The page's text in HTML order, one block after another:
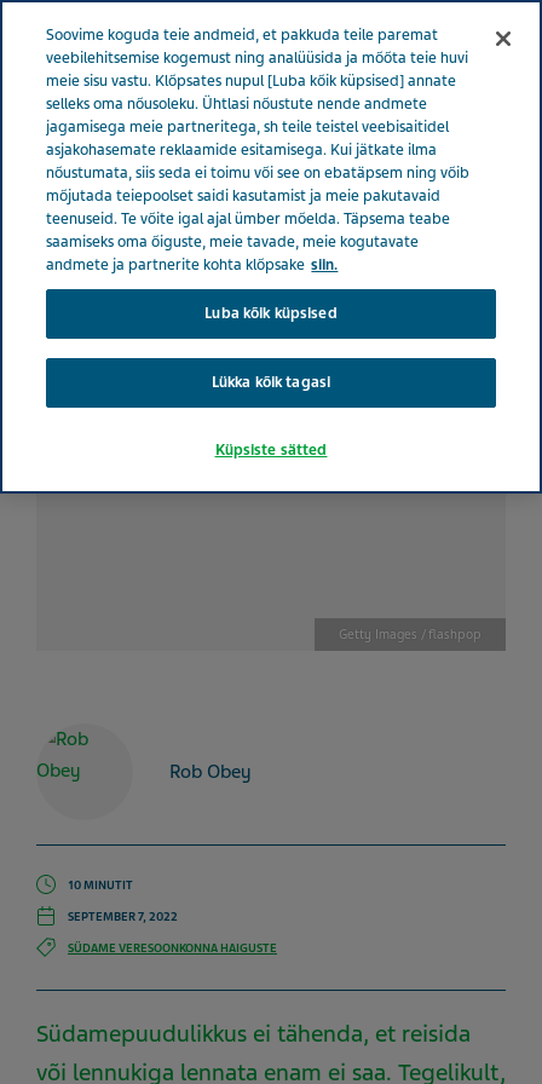
Estonia Tervise eest hoolitsemine Kõik lood
reisijuhend südamepuudulikkuse korral
Lühike reisijuhend
südamepuudulikkuse korral
Getty Images / flashpop
Rob Obey
10 MINUTIT
SEPTEMBER 7, 2022
SÜDAME VERESOONKONNA HAIGUSTE
Südamepuudulikkus ei tähenda, et reisida
või lennukiga lennata enam ei saa. Tegelikult,
Soovime koguda teie andmeid, et pakkuda teile paremat
veebilehitsemise kogemust ning analüüsida ja mõõta teie huvi
meie sisu vastu. Klõpsates nupul [Luba kõik küpsised] annate
selleks oma nõusoleku. Ühtlasi nõustute nende andmete
jagamisega meie partneritega, sh teile teistel veebisaitidel
asjakohasemate reklaamide esitamisega. Kui jätkate ilma
nõustumata, siis seda ei toimu või see on ebatäpsem ning võib
mõjutada teiepoolset saidi kasutamist ja meie pakutavaid
teenuseid. Te võite igal ajal ümber mõelda. Täpsema teabe
saamiseks oma õiguste, meie tavade, meie kogutavate
andmete ja partnerite kohta klõpsake siin.
Luba kõik küpsised
Lükka kõik tagasi
Küpsiste sätted